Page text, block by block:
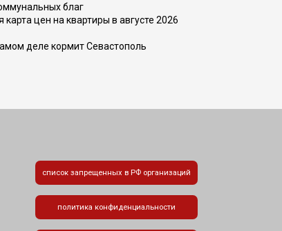
благ
цен на квартиры в августе 2026
деле кормит Севастополь
список запрещенных в РФ организаций
политика конфиденциальности